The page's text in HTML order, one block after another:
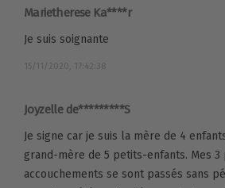
Marietherese Ka****r
Je suis soignante
15/11/2020, 17:42:38
Joyzelle de*********S
Je signe car je suis la mère de 4
grand-mère de 5 petits-enfants. Mes 3
accouchements se sont passés sans